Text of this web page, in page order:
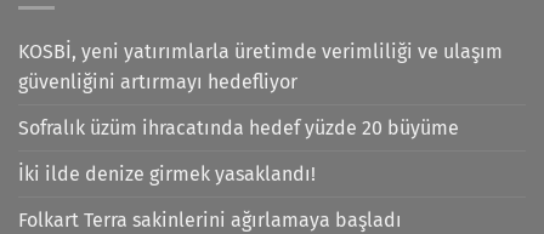
KOSBİ, yeni yatırımlarla üretimde verimliliği ve ulaşım
güvenliğini artırmayı hedefliyor
Sofralık üzüm ihracatında hedef yüzde 20 büyüme
İki ilde denize girmek yasaklandı!
Folkart Terra sakinlerini ağırlamaya başladı